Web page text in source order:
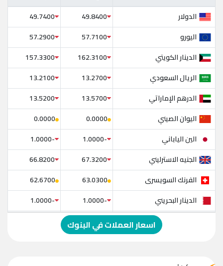
الدولار
49.8400
49.7400
اليورو
57.7100
57.2900
الدينار الكويتي
162.3100
157.3300
الريال السعودي
13.2700
13.2100
الدرهم الإماراتي
13.5700
13.5200
اليوان الصيني
0.0000
0.0000
الين الياباني
-1.0000
-1.0000
الجنيه الاسترليني
67.3200
66.8200
الفرنك السويسرى
63.0300
62.6700
الدينار البحريني
-1.0000
-1.0000
الدولار الإسترالي
-1.0000
الريال القطري
اسعار العملات في البنوك